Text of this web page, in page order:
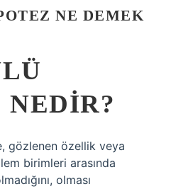
NE DEMEK
gözlenen özellik veya
birimleri arasında
olması